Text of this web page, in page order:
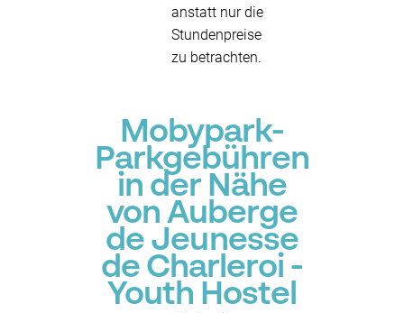
anstatt nur die
Stundenpreise
zu betrachten.
Mobypark-
Parkgebühren
in der Nähe
von Auberge
de Jeunesse
de Charleroi -
Youth Hostel